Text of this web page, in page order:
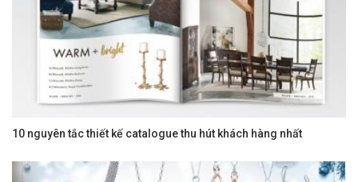
10 nguyên tắc thiết kế catalogue thu hút khách hàng nhất